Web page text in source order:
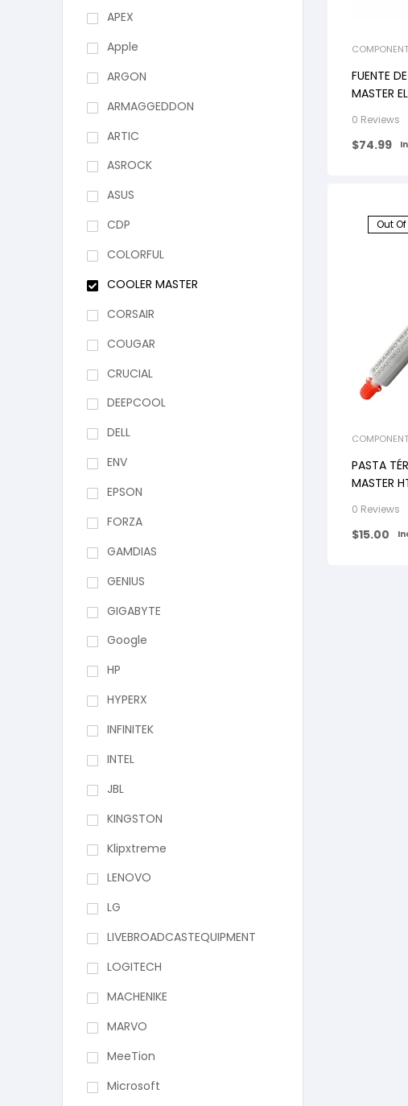
FUENTE
MASTER
0 Reviews
$74.99
Out
PASTA
MASTER
0 Reviews
$15.00
APEX
Apple
ARGON
ARMAGGEDDON
ARTIC
ASROCK
ASUS
CDP
COLORFUL
COOLER MASTER
CORSAIR
COUGAR
CRUCIAL
DEEPCOOL
DELL
ENV
EPSON
FORZA
GAMDIAS
GENIUS
GIGABYTE
Google
HP
HYPERX
INFINITEK
INTEL
JBL
KINGSTON
Klipxtreme
LENOVO
LG
LIVEBROADCASTEQUIPMENT
LOGITECH
MACHENIKE
MARVO
MeeTion
Microsoft